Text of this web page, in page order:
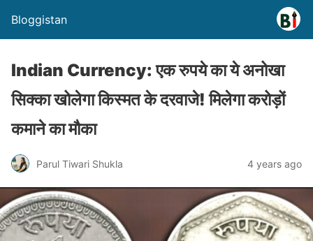
Bloggistan
Indian Currency: एक रुपये का ये अनोखा
सिक्का खोलेगा किस्मत के दरवाजे! मिलेगा करोड़ों
कमाने का मौका
Parul Tiwari Shukla 4 years ago